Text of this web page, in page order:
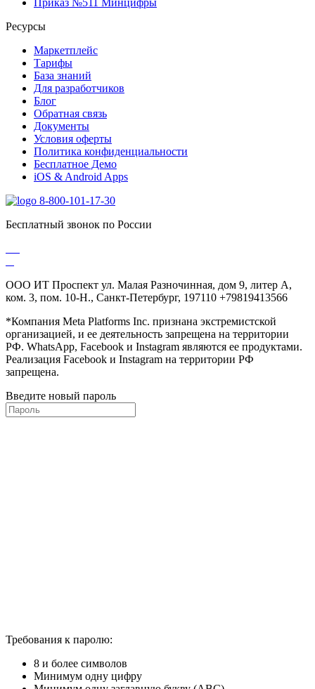
Приказ №511 Минцифры
Ресурсы
Маркетплейс
Тарифы
База знаний
Для разработчиков
Блог
Обратная связь
Документы
Условия оферты
Политика конфиденциальности
Бесплатное Демо
iOS & Android Apps
8-800-101-17-30
Бесплатный звонок по России
ООО ИТ Проспект ул. Малая Разночинная, дом 9, литер А,
ком. 3, пом. 10-Н., Санкт-Петербург, 197110 +79819413566
*Компания Meta Platforms Inc. признана экстремистской
организацией, и ее деятельность запрещена на территории
РФ. WhatsApp, Facebook и Instagram являются ее продуктами.
Реализация Facebook и Instagram на территории РФ
запрещена.
Введите новый пароль
Требования к паролю:
8 и более символов
Минимум одну цифру